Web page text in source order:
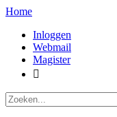
Home
Inloggen
Webmail
Magister
